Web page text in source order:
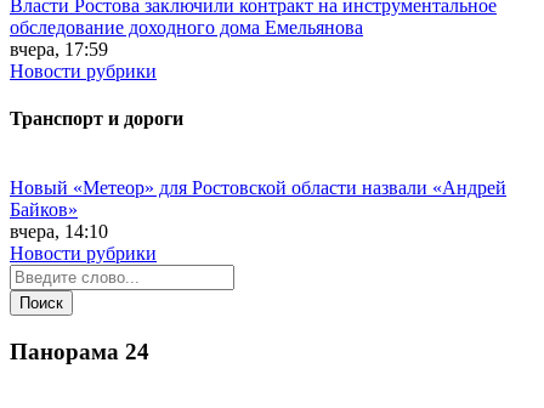
Власти Ростова заключили контракт на инструментальное
обследование доходного дома Емельянова
вчера, 17:59
Новости рубрики
Транспорт и дороги
Новый «Метеор» для Ростовской области назвали «Андрей
Байков»
вчера, 14:10
Новости рубрики
Панорама 24